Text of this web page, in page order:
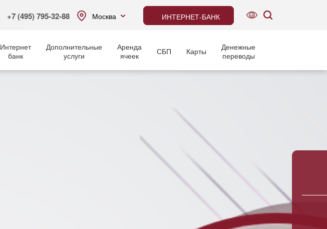
ИНТЕРНЕТ-БАНК
Москва
+7 (495) 795-32-88
Интернет
банк
Дополнительные
услуги
Аренда
ячеек
СБП Карты
Денежные
переводы